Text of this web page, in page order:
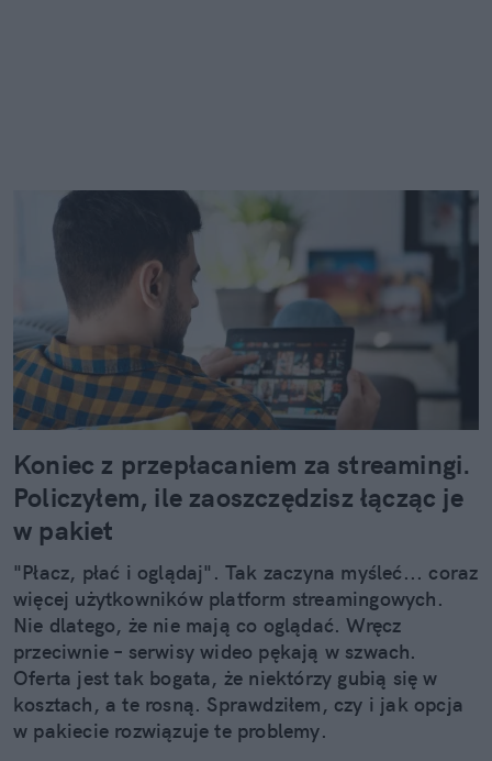
Koniec z przepłacaniem za streamingi.
Policzyłem, ile zaoszczędzisz łącząc je
w pakiet
"Płacz, płać i oglądaj". Tak zaczyna myśleć... coraz
więcej użytkowników platform streamingowych.
Nie dlatego, że nie mają co oglądać. Wręcz
przeciwnie – serwisy wideo pękają w szwach.
Oferta jest tak bogata, że niektórzy gubią się w
kosztach, a te rosną. Sprawdziłem, czy i jak opcja
w pakiecie rozwiązuje te problemy.